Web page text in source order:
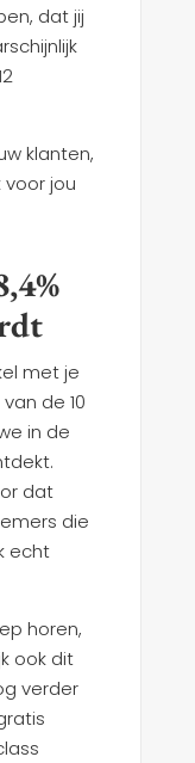
dat jij
klanten,
voor jou
met je
de 10
in de
dat
die
echt
horen,
ook dit
verder